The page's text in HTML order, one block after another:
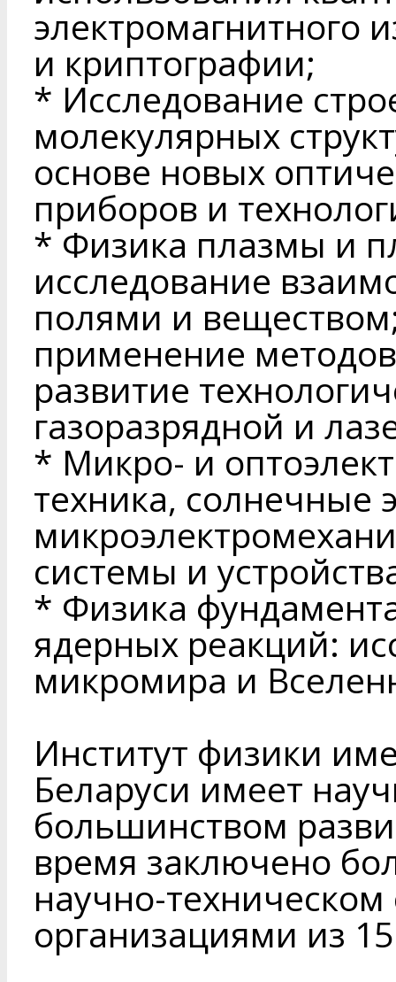
электромагнитного
и криптографии;
* Исследование
молекулярных
основе новых
приборов и
* Физика плазмы и
исследование
полями и
применение
развитие
газоразрядной и
* Микро- и
техника, солнечные
системы и
* Физика
ядерных реакций:
микромира и
Институт физики
Беларуси имеет
большинством
время заключено
научно-техническом
организациями из